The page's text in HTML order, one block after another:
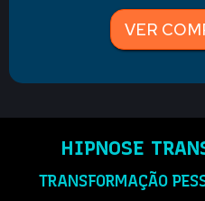
VER
HIPNOSE
TRANSFORMAÇÃO